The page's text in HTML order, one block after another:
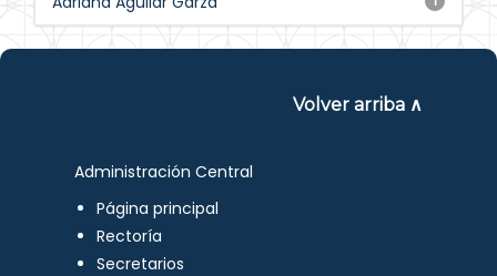
Volver arriba ∧
Administración Central
Página principal
Rectoría
Secretarios